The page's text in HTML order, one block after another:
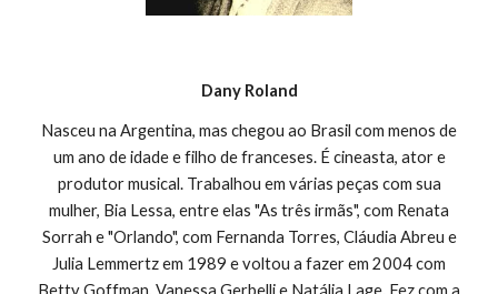
Dany Roland
Nasceu na Argentina, mas chegou ao Brasil com menos de
um ano de idade e filho de franceses. É cineasta, ator e
produtor musical. Trabalhou em várias peças com sua
mulher, Bia Lessa, entre elas "As três irmãs", com Renata
Sorrah e "Orlando", com Fernanda Torres, Cláudia Abreu e
Julia Lemmertz em 1989 e voltou a fazer em 2004 com
Betty Goffman, Vanessa Gerbelli e Natália Lage. Fez com a